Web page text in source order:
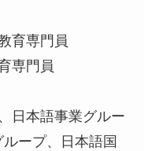
育専門員
専門員
日本語事業グルー
ープ、日本語国